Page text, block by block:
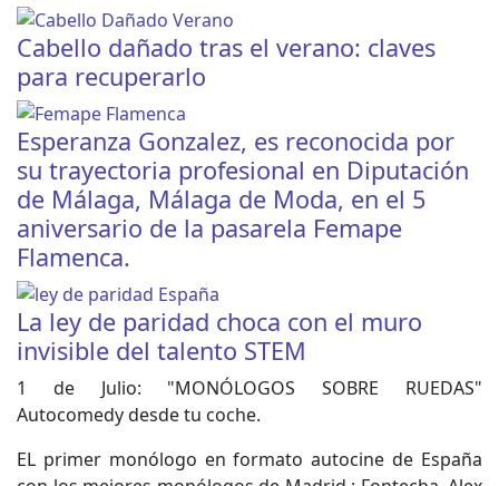
Cabello dañado tras el verano: claves
para recuperarlo
Esperanza Gonzalez, es reconocida por
su trayectoria profesional en Diputación
de Málaga, Málaga de Moda, en el 5
aniversario de la pasarela Femape
Flamenca.
La ley de paridad choca con el muro
invisible del talento STEM
1 de Julio: "MONÓLOGOS SOBRE RUEDAS"
Autocomedy desde tu coche.
EL primer monólogo en formato autocine de España